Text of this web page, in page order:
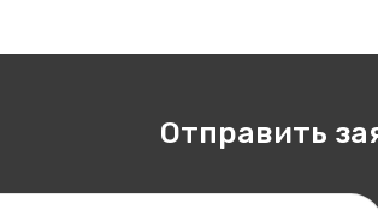
Отправить